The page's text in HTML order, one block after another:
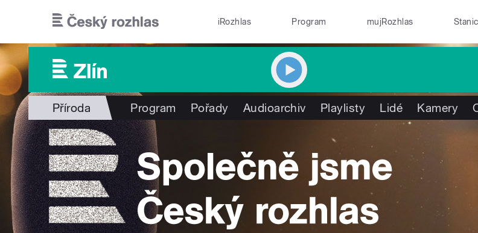
iRozhlas Program mujRozhlas
Příroda Program Pořady Audioarchiv Playlisty Lidé Kamery